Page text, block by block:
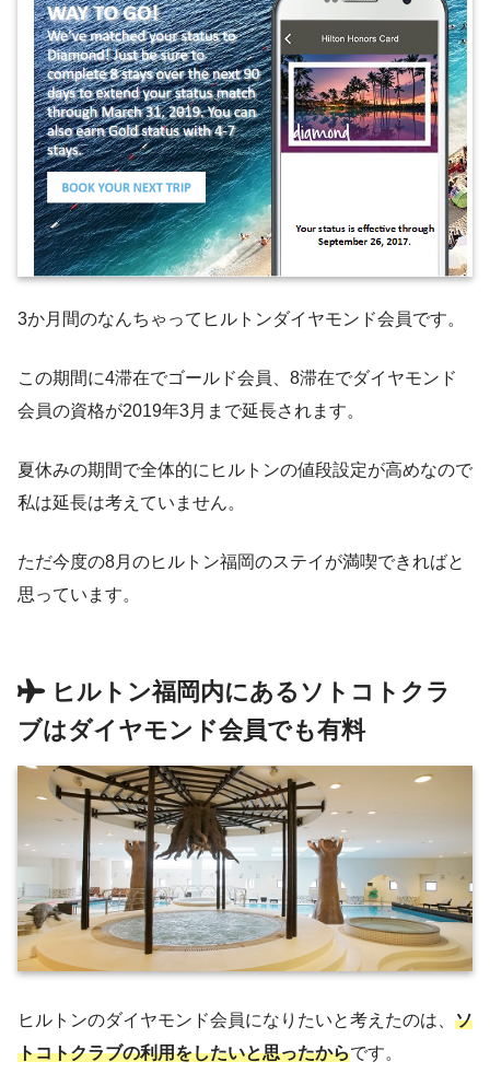
3か月間のなんちゃってヒルトンダイヤモンド会員です。
この期間に4滞在でゴールド会員、8滞在でダイヤモンド
会員の資格が2019年3月まで延長されます。
夏休みの期間で全体的にヒルトンの値段設定が高めなので
私は延長は考えていません。
ただ今度の8月のヒルトン福岡のステイが満喫できればと
思っています。
ヒルトン福岡内にあるソトコトクラ
ブはダイヤモンド会員でも有料
ヒルトンのダイヤモンド会員になりたいと考えたのは、 ソ
トコトクラブの利用をしたいと思ったからです。